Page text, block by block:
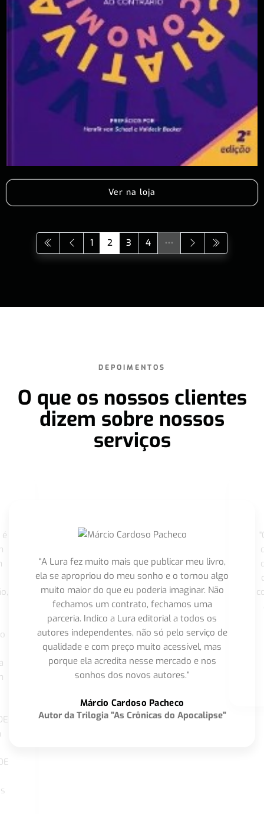
Ver na loja
1 2 3 4
DEPOIMENTOS
O que os nossos clientes
dizem sobre nossos
serviços
“A Lura fez muito mais que publicar meu livro,
ela se apropriou do meu sonho e o tornou algo
muito maior do que eu poderia imaginar. Não
fechamos um contrato, fechamos uma
parceria. Indico a Lura editorial a todos os
autores independentes, não só pelo serviço de
qualidade e com preço muito acessível, mas
porque ela acredita nesse mercado e nos
sonhos dos novos autores.”
Márcio Cardoso Pacheco
Autor da Trilogia "As Crônicas do Apocalipse"